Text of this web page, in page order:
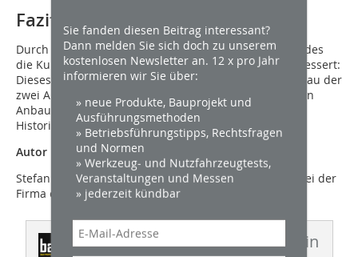
Fazit
Durch den Um- und Anbau wird der Gestaltungswert des
die Kulturlandschaft prägenden Hauptgebäudes verbessert:
Dieses erhält wieder mehr Ausdruck durch den Rückbau der
zwei Anbauten und es ergibt sich durch den modernen
Anbau ein spannungsvolles ­Zusammenspiel zwischen
Historie und Moderne.
Autor
Stefan Volkamer ist für Marketing & Kommunikation bei der
Firma conluto in Blomberg zuständig.
Dieser Artikel erschien in
Sie fanden diesen Beitrag interessant?
Dann melden Sie sich doch zu unserem
kostenlosen Newsletter an. 12 x pro Jahr
informieren wir Sie über:
» neue Produkte, Bauprojekt und
Ausführungsmethoden
» Betriebsführungstipps, Rechtsfragen
und Normen
» Werkzeug- und Nutzfahrzeugtests,
Veranstaltungen und Messen
» jederzeit kündbar